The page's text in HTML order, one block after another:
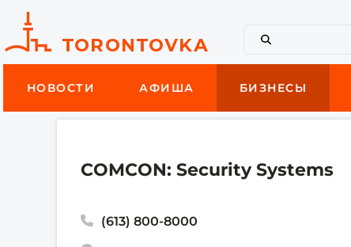
НОВОСТИ АФИША БИЗНЕСЫ
COMCON: Security Systems
(613) 800-8000